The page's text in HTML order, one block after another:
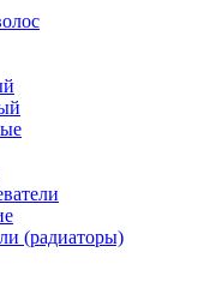
(радиаторы)